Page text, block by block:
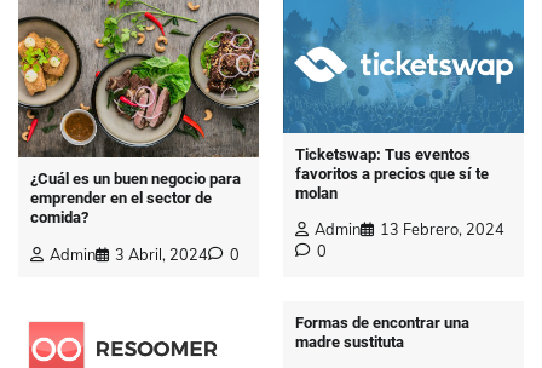
¿Cuál es un buen negocio para
emprender en el sector de
comida?
Admin 3 Abril, 2024 0
Ticketswap: Tus eventos
favoritos a precios que sí te
molan
Admin
13 Febrero, 2024
0
Formas de encontrar una
madre sustituta